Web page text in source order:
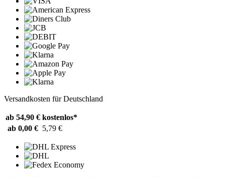
Versandkosten für Deutschland
ab 54,90 € kostenlos*
ab 0,00 € 5,79 €